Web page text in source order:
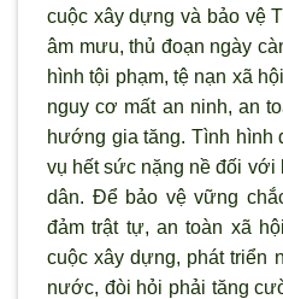
cuộc xây dựng và bảo vệ
âm mưu, thủ đoạn ngày
hình tội phạm, tệ nạn xã
nguy cơ mất an ninh, an
hướng gia tăng. Tình hình
vụ hết sức nặng nề đối
dân. Để bảo vệ vững
đảm trật tự, an toàn xã
cuộc xây dựng, phát triển
nước, đòi hỏi phải tăng